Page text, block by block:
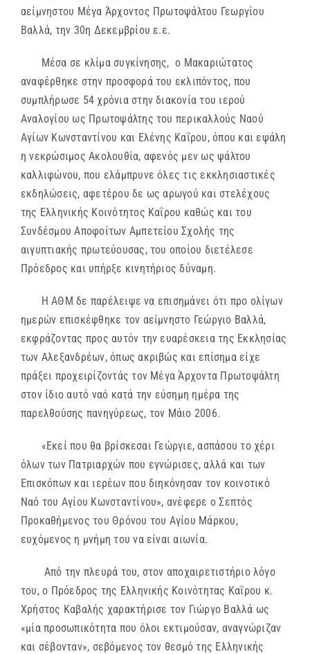
αείμνηστου Μέγα Άρχοντος Πρωτοψάλτου Γεωργίου
Βαλλά, την 30η Δεκεμβρίου ε.ε.
Μέσα σε κλίμα συγκίνησης, ο Μακαριώτατος
αναφέρθηκε στην προσφορά του εκλιπόντος, που
συμπλήρωσε 54 χρόνια στην διακονία του ιερού
Αναλογίου ως Πρωτοψάλτης του περικαλλούς Ναού
Αγίων Κωνσταντίνου και Ελένης Καΐρου, όπου και εψάλη
η νεκρώσιμος Ακολουθία, αφενός μεν ως ψάλτου
καλλιφώνου, που ελάμπρυνε όλες τις εκκλησιαστικές
εκδηλώσεις, αφετέρου δε ως αρωγού και στελέχους
της Ελληνικής Κοινότητος Καΐρου καθώς και του
Συνδέσμου Αποφοίτων Αμπετείου Σχολής της
αιγυπτιακής πρωτεύουσας, του οποίου διετέλεσε
Πρόεδρος και υπήρξε κινητήριος δύναμη.
Η ΑΘΜ δε παρέλειψε να επισημάνει ότι προ ολίγων
ημερών επισκέφθηκε τον αείμνηστο Γεώργιο Βαλλά,
εκφράζοντας προς αυτόν την ευαρέσκεια της Εκκλησίας
των Αλεξανδρέων, όπως ακριβώς και επίσημα είχε
πράξει προχειρίζοντάς τον Μέγα Άρχοντα Πρωτοψάλτη
στον ίδιο αυτό ναό κατά την εύσημη ημέρα της
παρελθούσης πανηγύρεως, τον Μάιο 2006.
«Εκεί που θα βρίσκεσαι Γεώργιε, ασπάσου το χέρι
όλων των Πατριαρχών που εγνώρισες, αλλά και των
Επισκόπων και ιερέων που διηκόνησαν τον κοινοτικό
Ναό του Αγίου Κωνσταντίνου», ανέφερε ο Σεπτός
Προκαθήμενος του Θρόνου του Αγίου Μάρκου,
ευχόμενος η μνήμη του να είναι αιωνία.
Από την πλευρά του, στον αποχαιρετιστήριο λόγο
του, ο Πρόεδρος της Ελληνικής Κοινότητας Καΐρου κ.
Χρήστος Καβαλής χαρακτήρισε τον Γιώργο Βαλλά ως
«μία προσωπικότητα που όλοι εκτιμούσαν, αναγνώριζαν
και σέβονταν», σεβόμενος τον θεσμό της Ελληνικής